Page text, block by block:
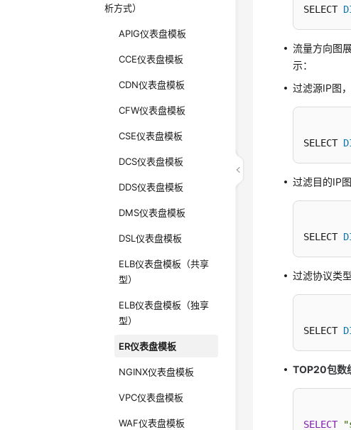
析方式）
APIG仪表盘模板
CCE仪表盘模板
CDN仪表盘模板
CFW仪表盘模板
CSE仪表盘模板
DCS仪表盘模板
DDS仪表盘模板
DMS仪表盘模板
DSL仪表盘模板
ELB仪表盘模板（共享
型）
ELB仪表盘模板（独享
型）
ER仪表盘模板
NGINX仪表盘模板
VPC仪表盘模板
WAF仪表盘模板
SELECT
流量方向图
示：
过滤源IP图
SELECT
过滤目的IP
SELECT
过滤协议类
SELECT
TOP20包数
SELECT